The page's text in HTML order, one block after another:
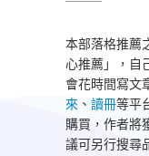
本部落格推薦
心推薦」，自
會花時間寫文
來 、 讀冊等平
購買，作者將
議可另行搜尋